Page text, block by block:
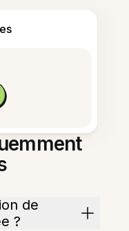
de
?